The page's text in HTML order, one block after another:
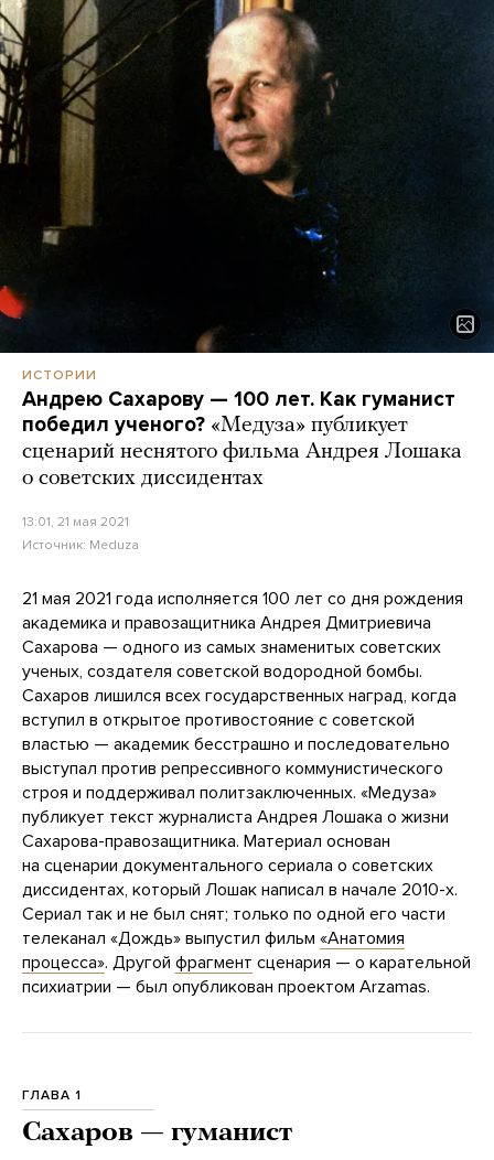
ИСТОРИИ
Андрею Сахарову — 100 лет. Как гуманист
победил ученого? «Медуза» публикует
сценарий неснятого фильма Андрея Лошака
о советских диссидентах
13:01, 21 мая 2021
Источник: Meduza
21 мая 2021 года исполняется 100 лет со дня рождения
академика и правозащитника Андрея Дмитриевича
Сахарова — одного из самых знаменитых советских
ученых, создателя советской водородной бомбы.
Сахаров лишился всех государственных наград, когда
вступил в открытое противостояние с советской
властью — академик бесстрашно и последовательно
выступал против репрессивного коммунистического
строя и поддерживал политзаключенных. «Медуза»
публикует текст журналиста Андрея Лошака о жизни
Сахарова-правозащитника. Материал основан
на сценарии документального сериала о советских
диссидентах, который Лошак написал в начале 2010-х.
Сериал так и не был снят; только по одной его части
телеканал «Дождь» выпустил фильм «Анатомия
процесса». Другой фрагмент сценария — о карательной
психиатрии — был опубликован проектом Arzamas.
ГЛАВА 1
Сахаров — гуманист